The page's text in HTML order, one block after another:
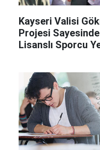
Kayseri Valisi
Projesi
Lisanslı Sporcu